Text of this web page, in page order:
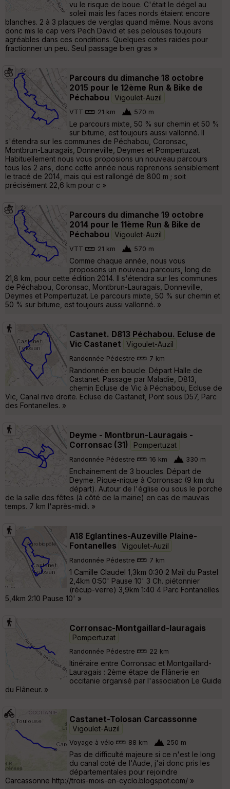
vu le risque de boue. C'était le dégel au
soleil mais les faces nords étaient encore
blanches. 2 à 3 plaques de verglas quand même. Nous avons
donc mis le cap vers Pech David et ses pelouses toujours
agréables dans ces conditions. Quelques cotes raides pour
fractionner un peu. Seul passage bien gras »
Parcours du dimanche 18 octobre
2015 pour le 12ème Run & Bike de
Péchabou
Vigoulet-Auzil
VTT 21 km 570 m
Le parcours mixte, 50 % sur chemin et 50 %
sur bitume, est toujours aussi vallonné. Il
s'étendra sur les communes de Péchabou, Coronsac,
Montbrun-Lauragais, Donneville, Deymes et Pompertuzat.
Habituellement nous vous proposions un nouveau parcours
tous les 2 ans, donc cette année nous reprenons sensiblement
le tracé de 2014, mais qui est rallongé de 800 m ; soit
précisément 22,6 km pour c »
Parcours du dimanche 19 octobre
2014 pour le 11ème Run & Bike de
Péchabou
Vigoulet-Auzil
VTT 21 km 570 m
Comme chaque année, nous vous
proposons un nouveau parcours, long de
21,8 km, pour cette édition 2014. Il s'étendra sur les communes
de Péchabou, Coronsac, Montbrun-Lauragais, Donneville,
Deymes et Pompertuzat. Le parcours mixte, 50 % sur chemin et
50 % sur bitume, est toujours aussi vallonné. »
Castanet. D813 Péchabou. Ecluse de
Vic Castanet
Vigoulet-Auzil
Randonnée Pédestre 7 km
Randonnée en boucle. Départ Halle de
Castanet. Passage par Maladie, D813,
chemin Ecluse de Vic à Péchabou, Ecluse de
Vic, Canal rive droite. Ecluse de Castanet, Pont sous D57, Parc
des Fontanelles. »
Deyme - Montbrun-Lauragais -
Corronsac (31)
Pompertuzat
Randonnée Pédestre 16 km 330 m
Enchainement de 3 boucles. Départ de
Deyme. Pique-nique à Corronsac (9 km du
départ). Autour de l'église ou sous le porche
de la salle des fêtes (à côté de la mairie) en cas de mauvais
temps. 7 km l'après-midi. »
A18 Eglantines-Auzeville Plaine-
Fontanelles
Vigoulet-Auzil
Randonnée Pédestre 7 km
1 Camille Claudel 1,3km 0:30 2 Mail du Pastel
2,4km 0:50' Pause 10' 3 Ch. piétonnier
(récup-verre) 3,9km 1:40 4 Parc Fontanelles
5,4km 2:10 Pause 10' »
Corronsac-Montgaillard-lauragais
Pompertuzat
Randonnée Pédestre 22 km
Itinéraire entre Corronsac et Montgaillard-
Lauragais : 2ème étape de Flânerie en
occitanie organisé par l'association Le Guide
du Flâneur. »
Castanet-Tolosan Carcassonne
Vigoulet-Auzil
Voyage à vélo 88 km 250 m
Pas de difficulté majeure si ce n'est le long
du canal coté de l'Aude, j'ai donc pris les
départementales pour rejoindre
Carcassonne http://trois-mois-en-cyclo.blogspot.com/ »